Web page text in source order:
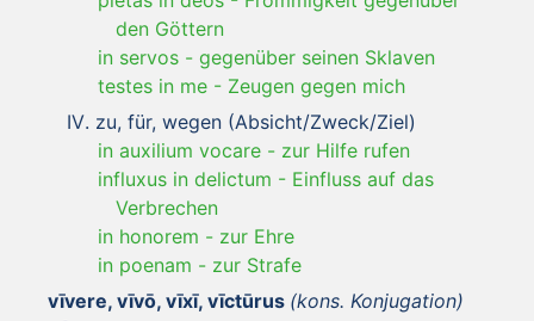
den Göttern
in servos - gegenüber seinen Sklaven
testes in me - Zeugen gegen mich
zu, für, wegen (Absicht/Zweck/Ziel)
in auxilium vocare - zur Hilfe rufen
influxus in delictum - Einfluss auf das
Verbrechen
in honorem - zur Ehre
in poenam - zur Strafe
vīvere, vīvō, vīxī, vīctūrus (kons. Konjugation)